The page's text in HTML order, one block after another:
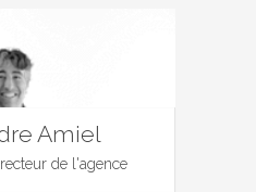
Amiel
de l'agence